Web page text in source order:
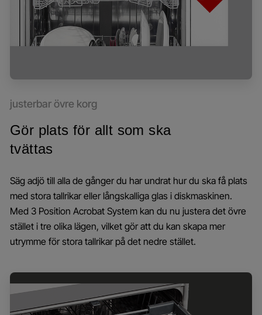
justerbar övre korg
Gör plats för allt som ska
tvättas
Säg adjö till alla de gånger du har undrat hur du ska få plats
med stora tallrikar eller långskalliga glas i diskmaskinen.
Med 3 Position Acrobat System kan du nu justera det övre
stället i tre olika lägen, vilket gör att du kan skapa mer
utrymme för stora tallrikar på det nedre stället.